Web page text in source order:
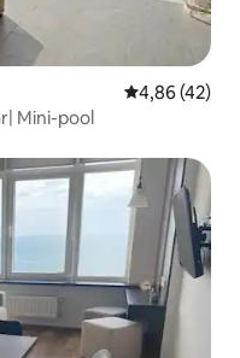
4,86 av 5 i
4,86 (42)
Mini-pool